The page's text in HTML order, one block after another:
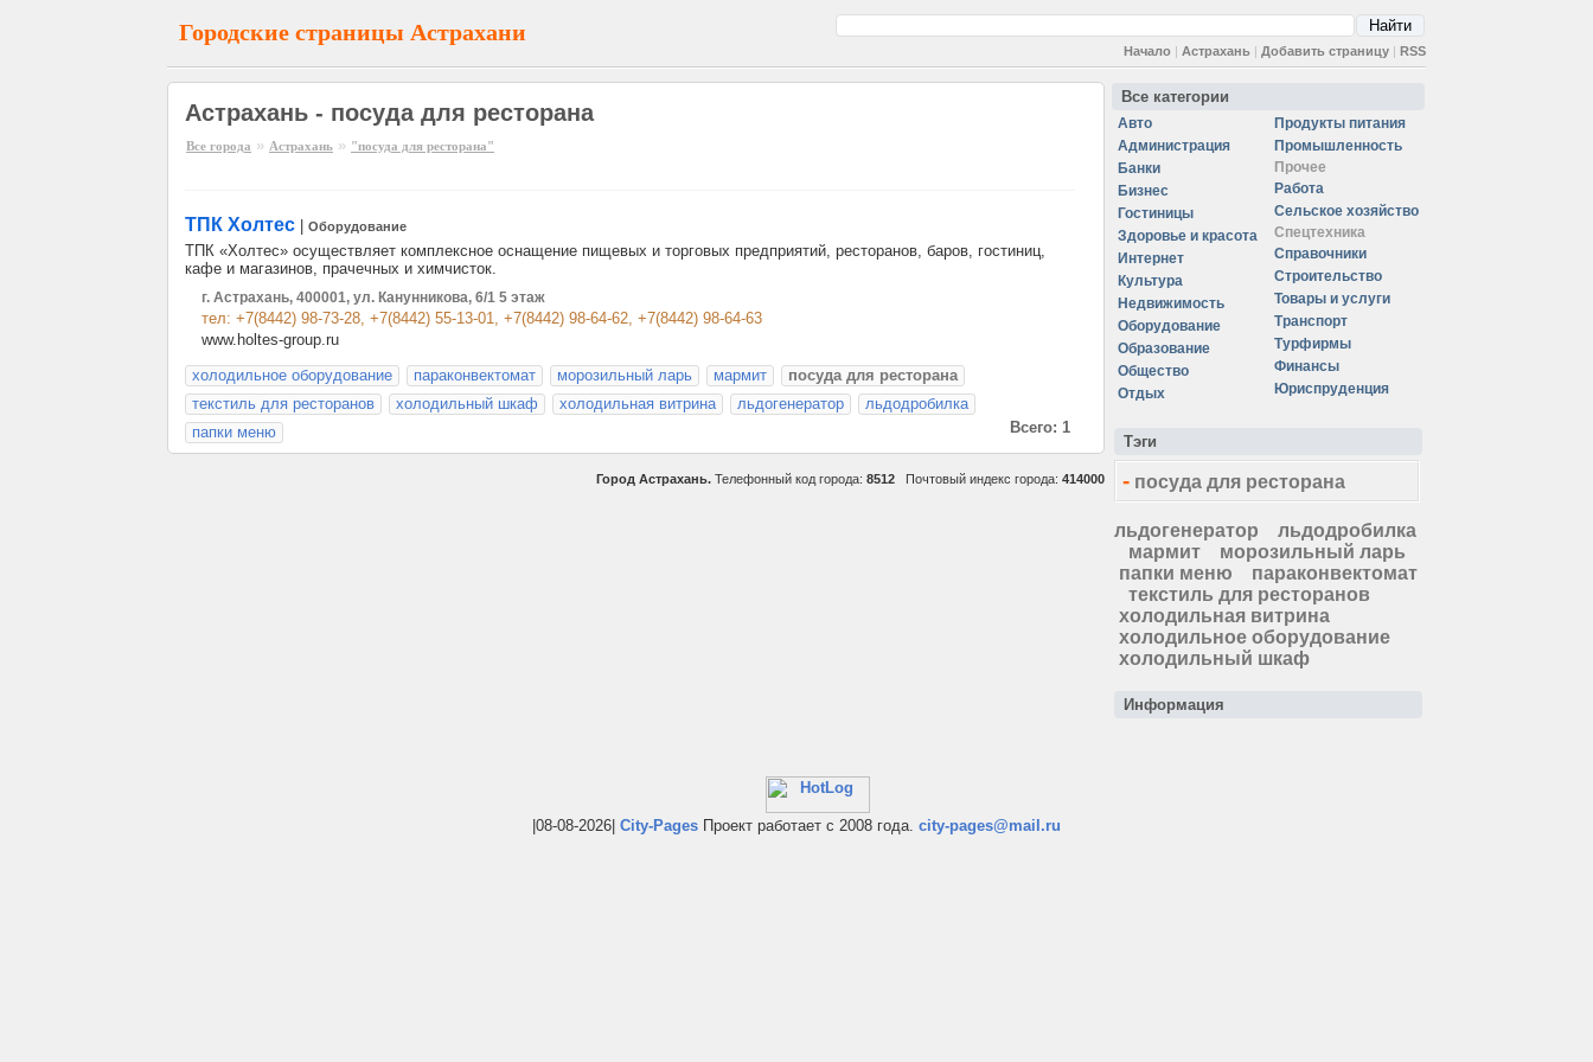
Городские страницы Астрахани
Начало | Астрахань | Добавить страницу | RSS
Астрахань - посуда для ресторана
Все города » Астрахань » "посуда для ресторана"
ТПК Холтес Оборудование
ТПК «Холтес» осуществляет комплексное оснащение пищевых и торговых предприятий, ресторанов, баров, гостиниц,
кафе и магазинов, прачечных и химчисток.
г. Астрахань, 400001, ул. Канунникова, 6/1 5 этаж
тел: +7(8442) 98-73-28, +7(8442) 55-13-01, +7(8442) 98-64-62, +7(8442) 98-64-63
www.holtes-group.ru
холодильное оборудование
параконвектомат морозильный ларь мармит
посуда для ресторана
текстиль для ресторанов
холодильный шкаф холодильная витрина льдогенератор
льдодробилка
папки меню
Всего: 1
Город Астрахань. Телефонный код города: 8512 Почтовый индекс города: 414000
Все категории
Авто
Администрация
Банки
Бизнес
Гостиницы
Здоровье и красота
Интернет
Культура
Недвижимость
Оборудование
Образование
Общество
Отдых
Продукты питания
Промышленность
Прочее
Работа
Сельское хозяйство
Спецтехника
Справочники
Строительство
Товары и услуги
Транспорт
Турфирмы
Финансы
Юриспруденция
Тэги
- посуда для ресторана
льдогенератор
льдодробилка
мармит
морозильный ларь
папки меню
параконвектомат
текстиль для ресторанов
холодильная витрина
холодильное оборудование
холодильный шкаф
Информация
|08-08-2026| City-Pages Проект работает с 2008 года. city-pages@mail.ru